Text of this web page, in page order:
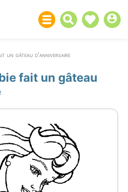
un gâteau d'anniversaire
fait un gâteau